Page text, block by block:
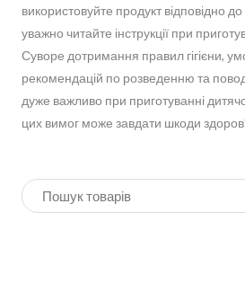
використовуйте продукт відповідно
уважно читайте інструкції при
Суворе дотримання правил гігієни,
рекомендацій по розведенню та
дуже важливо при приготуванні
цих вимог може завдати шкоди